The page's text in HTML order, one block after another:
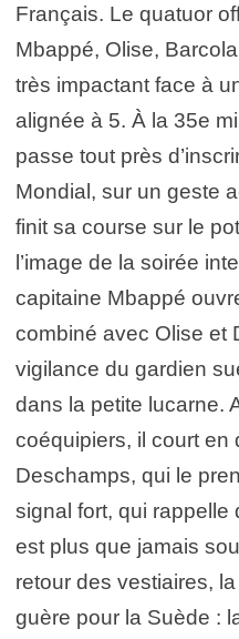
Français. Le quatuor
Mbappé, Olise,
très impactant face à
alignée à 5. À la 35e
passe tout près
Mondial, sur un geste
finit sa course sur le
l’image de la soirée
capitaine Mbappé
combiné avec Olise et
vigilance du gardien
dans la petite lucarne.
coéquipiers, il court en
Deschamps, qui le
signal fort, qui rappelle
est plus que jamais
retour des vestiaires,
guère pour la Suède :